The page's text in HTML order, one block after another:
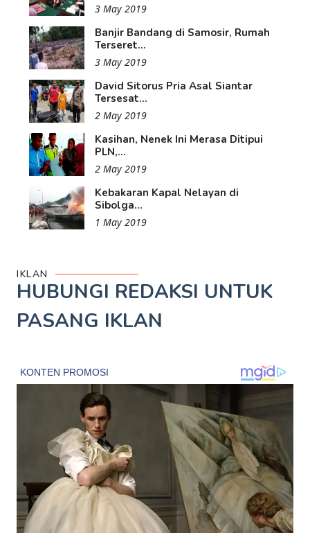
3 May 2019
Banjir Bandang di Samosir, Rumah
Terseret...
3 May 2019
David Sitorus Pria Asal Siantar
Tersesat...
2 May 2019
Kasihan, Nenek Ini Merasa Ditipui
PLN,...
2 May 2019
Kebakaran Kapal Nelayan di
Sibolga...
1 May 2019
IKLAN
HUBUNGI REDAKSI UNTUK
PASANG IKLAN